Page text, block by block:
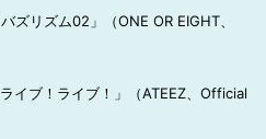
リズム02」（ONE OR EIGHT、
イブ！ライブ！」（ATEEZ、Official